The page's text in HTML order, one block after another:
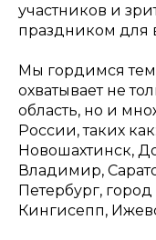
участников и
праздником для
Мы гордимся
охватывает не
область, но и
России, таких
Новошахтинск,
Владимир,
Петербург,
Кингисепп,